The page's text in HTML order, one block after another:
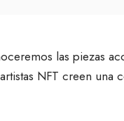
las piezas
NFT creen una